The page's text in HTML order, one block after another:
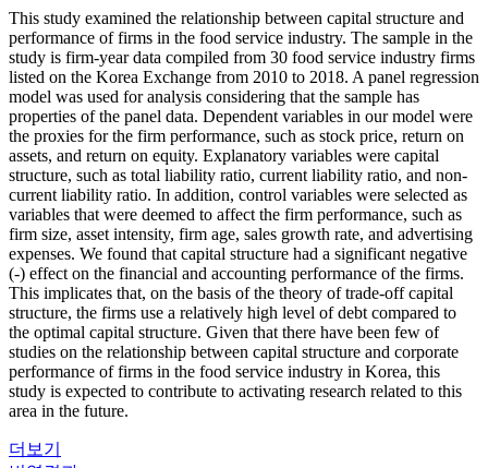
This study examined the relationship between capital structure and
performance of firms in the food service industry. The sample in the
study is firm-year data compiled from 30 food service industry firms
listed on the Korea Exchange from 2010 to 2018. A panel regression
model was used for analysis considering that the sample has
properties of the panel data. Dependent variables in our model were
the proxies for the firm performance, such as stock price, return on
assets, and return on equity. Explanatory variables were capital
structure, such as total liability ratio, current liability ratio, and non-
current liability ratio. In addition, control variables were selected as
variables that were deemed to affect the firm performance, such as
firm size, asset intensity, firm age, sales growth rate, and advertising
expenses. We found that capital structure had a significant negative
(-) effect on the financial and accounting performance of the firms.
This implicates that, on the basis of the theory of trade-off capital
structure, the firms use a relatively high level of debt compared to
the optimal capital structure. Given that there have been few of
studies on the relationship between capital structure and corporate
performance of firms in the food service industry in Korea, this
study is expected to contribute to activating research related to this
area in the future.
더보기